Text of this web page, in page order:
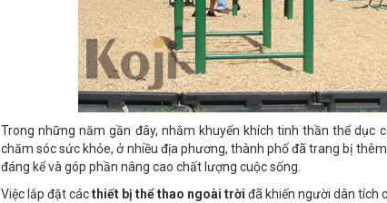
Trong những năm gần đây, nhằm khuyến khích tinh thần thể
chăm sóc sức khỏe, ở nhiều địa phương, thành phố đã trang bị
đáng kể và góp phần nâng cao chất lượng cuộc sống.
Việc lắp đặt cácthiết bị thể thao ngoài trời đã khiến người dân tích